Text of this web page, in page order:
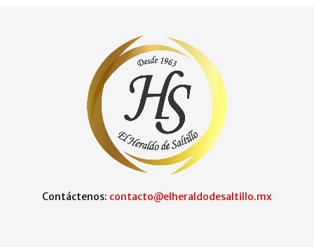
Contáctenos: contacto@elheraldodesaltillo.mx